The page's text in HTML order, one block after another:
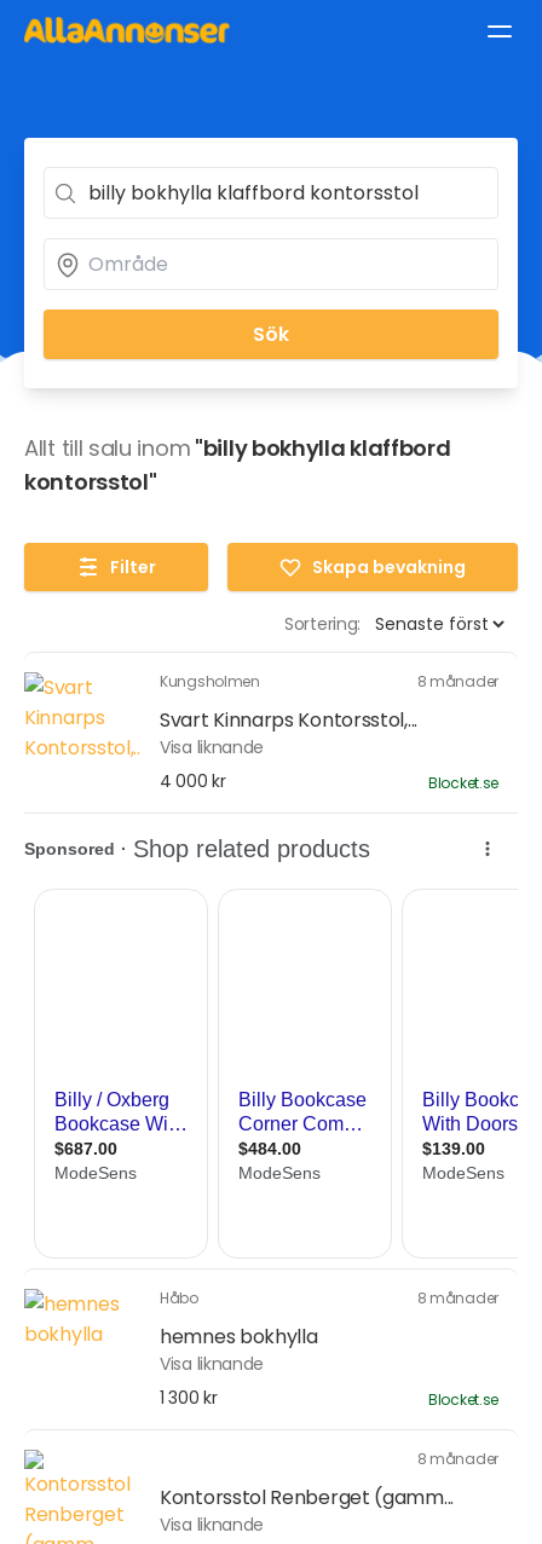
Sök
Allt till salu inom "billy bokhylla klaffbord
kontorsstol"
Filter Skapa bevakning
Sortering:
Kungsholmen 8 månader
Svart Kinnarps Kontorsstol,...
Visa liknande
4 000 kr
Blocket.se
Håbo 8 månader
hemnes bokhylla
Visa liknande
1 300 kr
Blocket.se
8 månader
Kontorsstol Renberget (gamm...
Visa liknande